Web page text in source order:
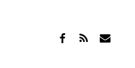
facebook
RSS email